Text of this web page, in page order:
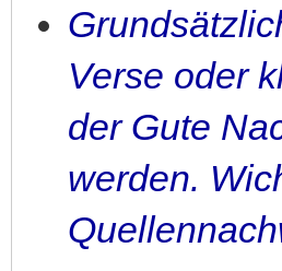
Verse oder
der Gute
werden.